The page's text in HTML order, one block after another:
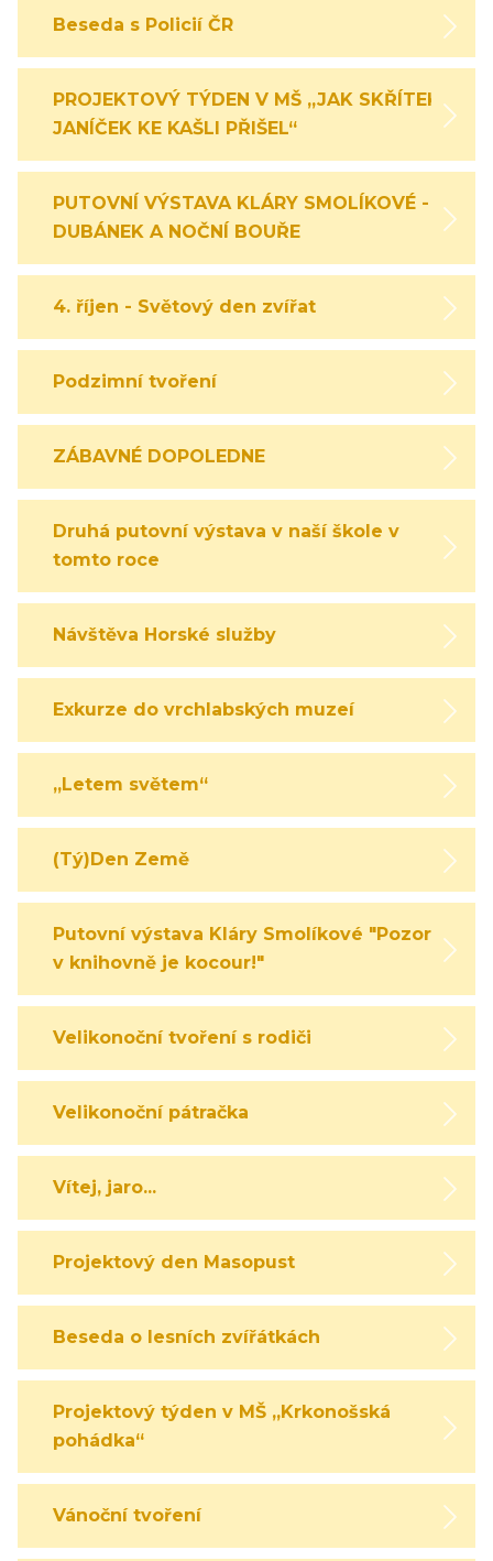
Beseda s Policií ČR
PROJEKTOVÝ TÝDEN V MŠ „JAK SKŘÍTEK
JANÍČEK KE KAŠLI PŘIŠEL“
PUTOVNÍ VÝSTAVA KLÁRY SMOLÍKOVÉ -
DUBÁNEK A NOČNÍ BOUŘE
4. říjen - Světový den zvířat
Podzimní tvoření
ZÁBAVNÉ DOPOLEDNE
Druhá putovní výstava v naší škole v
tomto roce
Návštěva Horské služby
Exkurze do vrchlabských muzeí
„Letem světem“
(Tý)Den Země
Putovní výstava Kláry Smolíkové "Pozor,
v knihovně je kocour!"
Velikonoční tvoření s rodiči
Velikonoční pátračka
Vítej, jaro...
Projektový den Masopust
Beseda o lesních zvířátkách
Projektový týden v MŠ „Krkonošská
pohádka“
Vánoční tvoření